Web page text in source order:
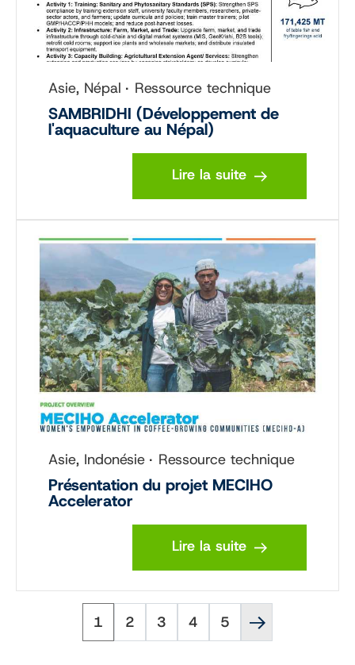
Asie, Népal Ressource technique
SAMBRIDHI (Développement de
l'aquaculture au Népal)
Lire la suite
Asie, Indonésie Ressource technique
Présentation du projet MECIHO
Accelerator
Lire la suite
Pagination
1 2 3 4 5
suivante